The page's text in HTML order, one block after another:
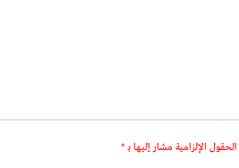
الحقول الإلزامية مشار إليها بـ *